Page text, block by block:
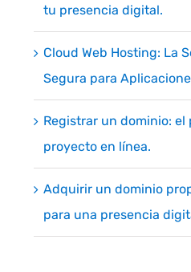
tu presencia digital.
Cloud Web Hosting: La
Segura para
Registrar un dominio: el
proyecto en línea.
Adquirir un dominio
para una presencia